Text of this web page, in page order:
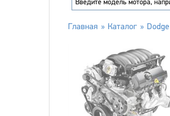
Главная Каталог Dodge